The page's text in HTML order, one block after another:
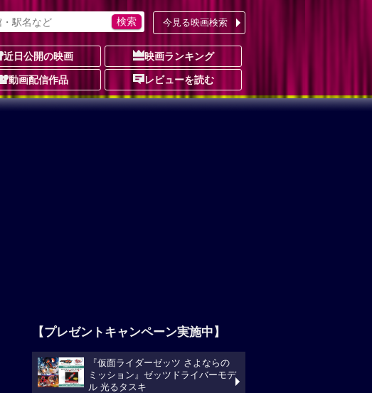
今見る映画検索
近日公開の映画 映画ランキング
動画配信作品 レビューを読む
【プレゼントキャンペーン実施中】
『仮面ライダーゼッツ さよならの
ミッション』ゼッツドライバーモデ
ル 光るタスキ